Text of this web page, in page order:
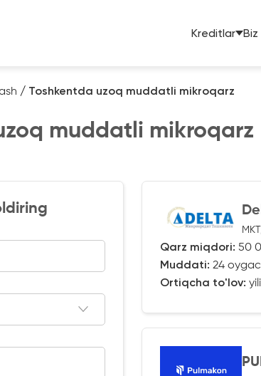
Kreditlar
/ Toshkentda uzoq muddatli mikroqarz
muddatli mikroqarz
Qarz miqdori: 50
Muddati: 24
Ortiqcha to'lov: